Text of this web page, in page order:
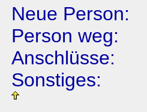
Neue Person:
Person weg:
Anschlüsse:
Sonstiges: